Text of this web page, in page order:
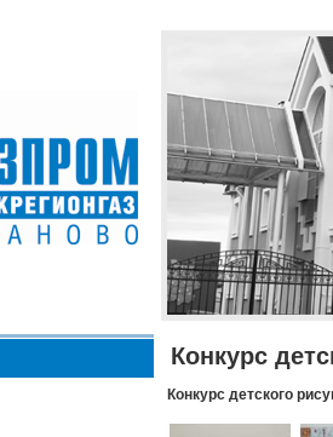
Конкурс
Конкурс детского